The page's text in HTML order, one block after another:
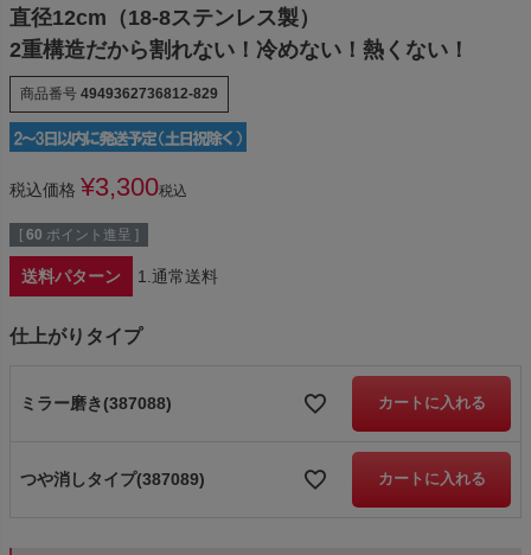
直径12cm（18-8ステンレス製）
2重構造だから割れない！冷めない！熱くない！
商品番号 4949362736812-829
税込価格 ¥3,300税込
[ 60 ポイント進呈 ]
送料パターン 1.通常送料
仕上がりタイプ
ミラー磨き(387088) カートに入れる
つや消しタイプ(387089) カートに入れる